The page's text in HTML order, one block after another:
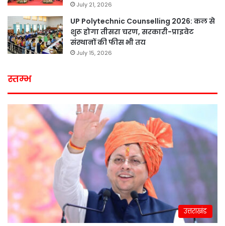
July 21, 2026
UP Polytechnic Counselling 2026: कल से
शुरू होगा तीसरा चरण, सरकारी-प्राइवेट
संस्थानों की फीस भी तय
July 15, 2026
स्तम्भ
उत्तराखंड